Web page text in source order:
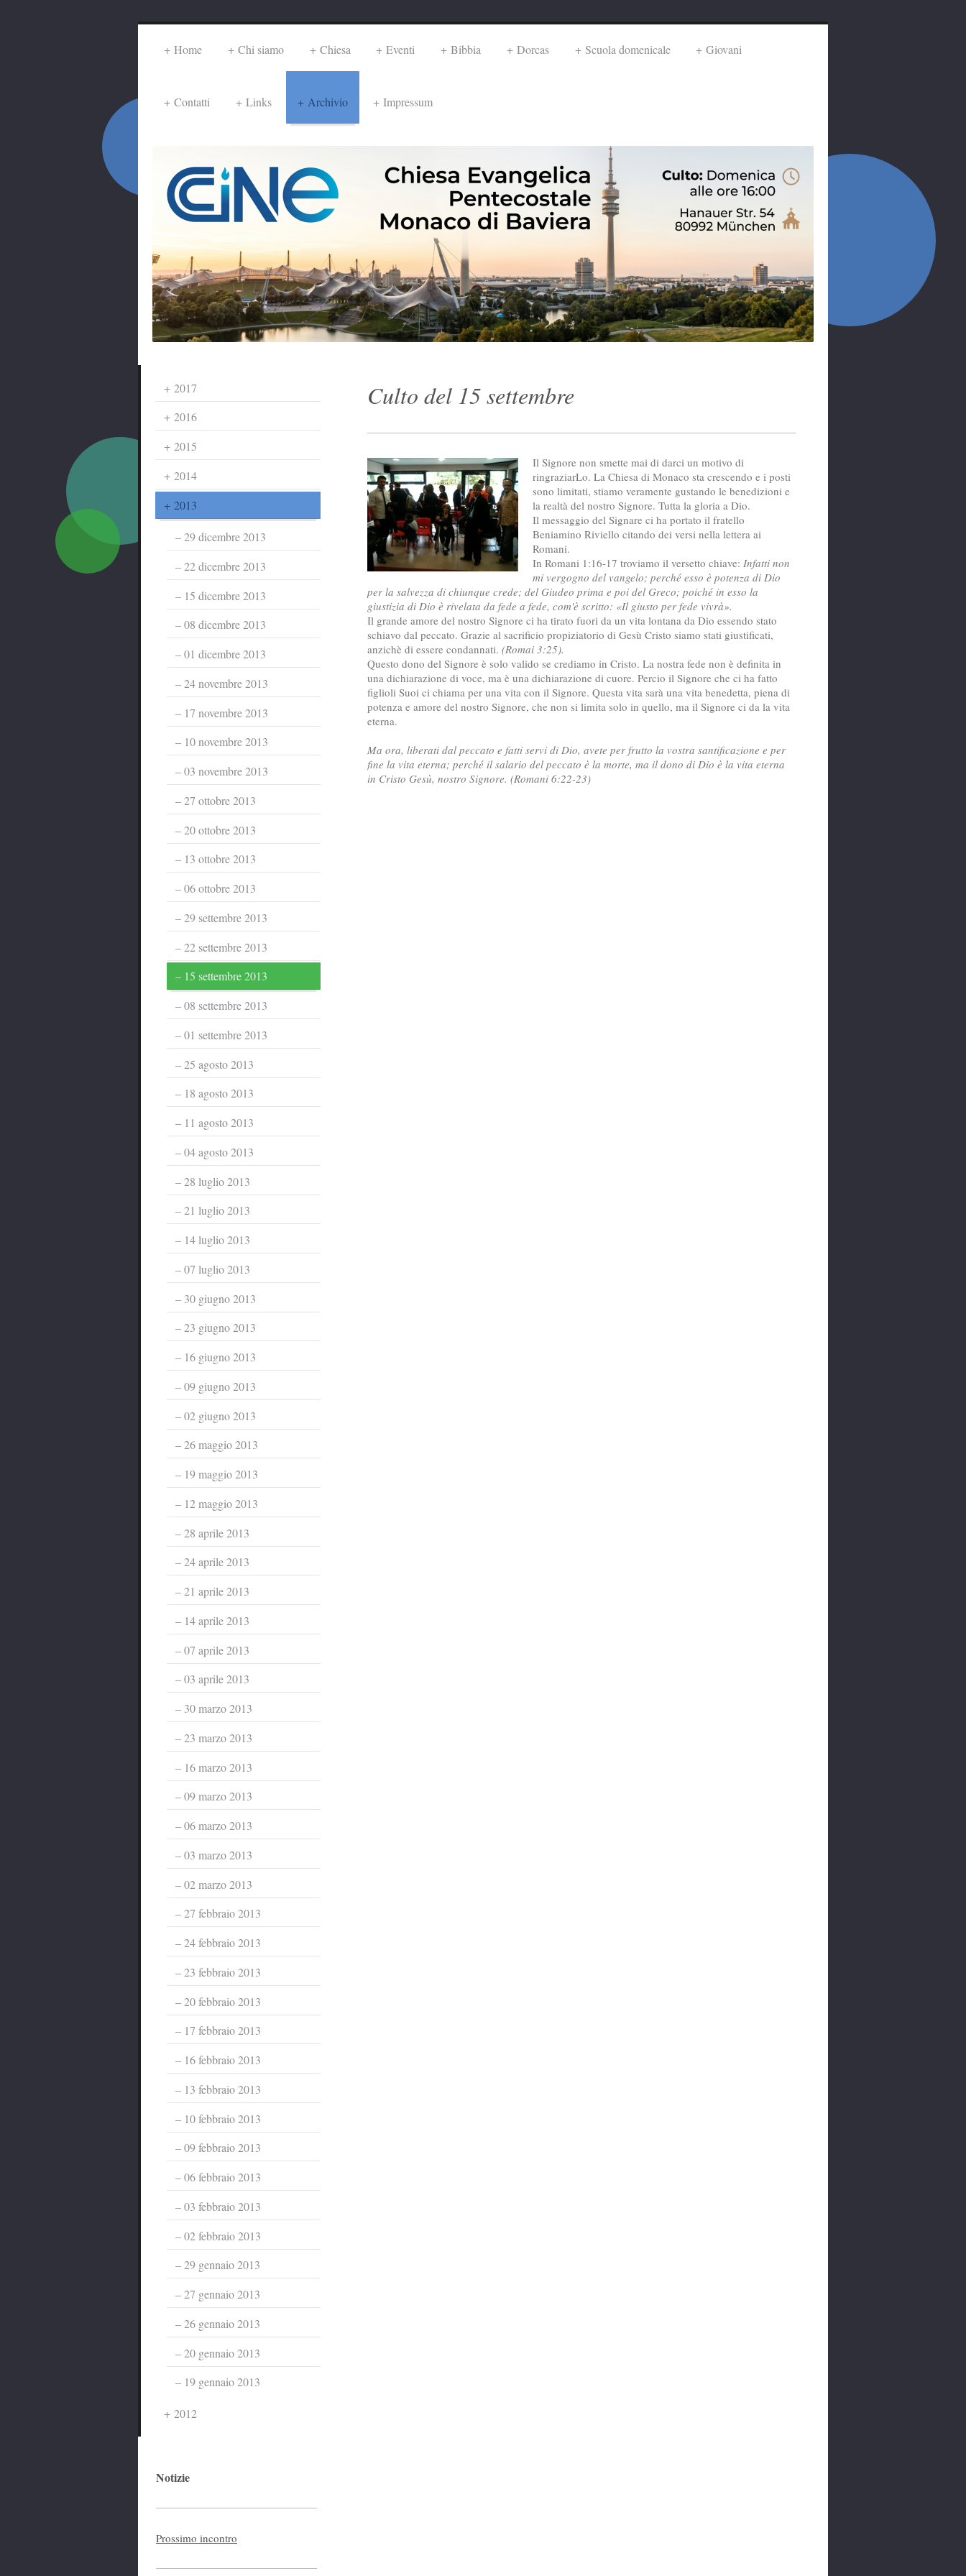
Home Chi siamo Chiesa Eventi Bibbia Dorcas Scuola domenicale Giovani
Contatti Links Archivio Impressum
Culto del 15 settembre
Il Signore non smette mai di darci un motivo di
ringraziarLo. La Chiesa di Monaco sta crescendo e i posti
sono limitati, stiamo veramente gustando le benedizioni e
la realtà del nostro Signore. Tutta la gloria a Dio.
Il messaggio del Signare ci ha portato il fratello
Beniamino Riviello citando dei versi nella lettera ai
Romani.
In Romani 1:16-17 troviamo il versetto chiave: Infatti non
mi vergogno del vangelo; perché esso è potenza di Dio
per la salvezza di chiunque crede; del Giudeo prima e poi del Greco; poiché in esso la
giustizia di Dio è rivelata da fede a fede, com'è scritto: «Il giusto per fede vivrà».
Il grande amore del nostro Signore ci ha tirato fuori da un vita lontana da Dio essendo stato
schiavo dal peccato. Grazie al sacrificio propiziatorio di Gesù Cristo siamo stati giustificati,
anzichè di essere condannati. (Romai 3:25).
Questo dono del Signore è solo valido se crediamo in Cristo. La nostra fede non è definita in
una dichiarazione di voce, ma è una dichiarazione di cuore. Percio il Signore che ci ha fatto
figlioli Suoi ci chiama per una vita con il Signore. Questa vita sarà una vita benedetta, piena di
potenza e amore del nostro Signore, che non si limita solo in quello, ma il Signore ci da la vita
eterna.
Ma ora, liberati dal peccato e fatti servi di Dio, avete per frutto la vostra santificazione e per
fine la vita eterna; perché il salario del peccato è la morte, ma il dono di Dio è la vita eterna
in Cristo Gesù, nostro Signore. (Romani 6:22-23)
2017
2016
2015
2014
2013
29 dicembre 2013
22 dicembre 2013
15 dicembre 2013
08 dicembre 2013
01 dicembre 2013
24 novembre 2013
17 novembre 2013
10 novembre 2013
03 novembre 2013
27 ottobre 2013
20 ottobre 2013
13 ottobre 2013
06 ottobre 2013
29 settembre 2013
22 settembre 2013
15 settembre 2013
08 settembre 2013
01 settembre 2013
25 agosto 2013
18 agosto 2013
11 agosto 2013
04 agosto 2013
28 luglio 2013
21 luglio 2013
14 luglio 2013
07 luglio 2013
30 giugno 2013
23 giugno 2013
16 giugno 2013
09 giugno 2013
02 giugno 2013
26 maggio 2013
19 maggio 2013
12 maggio 2013
28 aprile 2013
24 aprile 2013
21 aprile 2013
14 aprile 2013
07 aprile 2013
03 aprile 2013
30 marzo 2013
23 marzo 2013
16 marzo 2013
09 marzo 2013
06 marzo 2013
03 marzo 2013
02 marzo 2013
27 febbraio 2013
24 febbraio 2013
23 febbraio 2013
20 febbraio 2013
17 febbraio 2013
16 febbraio 2013
13 febbraio 2013
10 febbraio 2013
09 febbraio 2013
06 febbraio 2013
03 febbraio 2013
02 febbraio 2013
29 gennaio 2013
27 gennaio 2013
26 gennaio 2013
20 gennaio 2013
19 gennaio 2013
2012
Notizie
Prossimo incontro